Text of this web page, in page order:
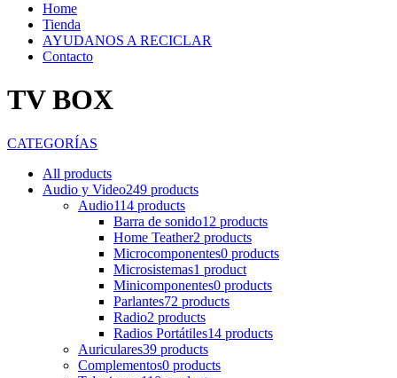
Home
Tienda
AYUDANOS A RECICLAR
Contacto
TV BOX
CATEGORÍAS
All products
Audio y Video249 products
Audio114 products
Barra de sonido12 products
Home Teather2 products
Microcomponentes0 products
Microsistemas1 product
Minicomponentes0 products
Parlantes72 products
Radio2 products
Radios Portátiles14 products
Auriculares39 products
Complementos0 products